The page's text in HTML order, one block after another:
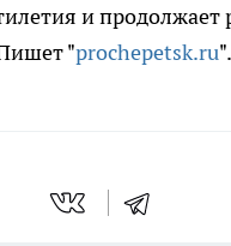
и продолжает
"prochepetsk.ru".